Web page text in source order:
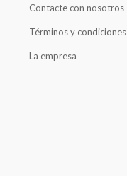
Contacte con nosotros
Términos y condiciones
La empresa